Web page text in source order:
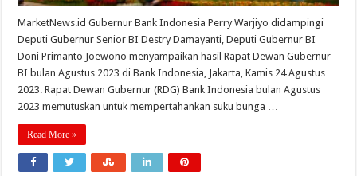
MarketNews.id Gubernur Bank Indonesia Perry Warjiyo didampingi
Deputi Gubernur Senior BI Destry Damayanti, Deputi Gubernur BI
Doni Primanto Joewono menyampaikan hasil Rapat Dewan Gubernur
BI bulan Agustus 2023 di Bank Indonesia, Jakarta, Kamis 24 Agustus
2023. Rapat Dewan Gubernur (RDG) Bank Indonesia bulan Agustus
2023 memutuskan untuk mempertahankan suku bunga …
Read More »